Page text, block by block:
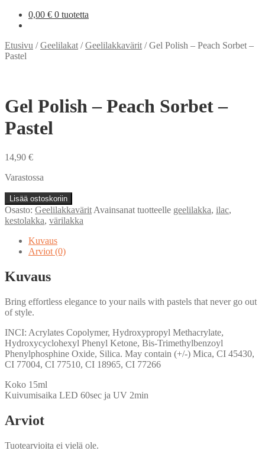
0,00 € 0 tuotetta
Etusivu /Geelilakat /Geelilakkavärit /Gel Polish – Peach Sorbet –
Pastel
Gel Polish – Peach Sorbet –
Pastel
14,90 €
Varastossa
Gel
Polish
-
Sorbet
määrä
Lisää ostoskoriin
Osasto: Geelilakkavärit Avainsanat tuotteelle geelilakka, ilac,
kestolakka, värilakka
Kuvaus
Arviot (0)
Kuvaus
Bring effortless elegance to your nails with pastels that never go out
of style.
INCI: Acrylates Copolymer, Hydroxypropyl Methacrylate,
Hydroxycyclohexyl Phenyl Ketone, Bis-Trimethylbenzoyl
Phenylphosphine Oxide, Silica. May contain (+/-) Mica, CI 45430,
CI 77004, CI 77510, CI 18965, CI 77266
Koko 15ml
Kuivumisaika LED 60sec ja UV 2min
Arviot
Tuotearvioita ei vielä ole.